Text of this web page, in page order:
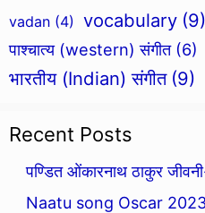
vadan (4) vocabulary (9)
पाश्चात्य (western) संगीत (6)
भारतीय (Indian) संगीत (9)
Recent Posts
पण्डित ओंकारनाथ ठाकुर
Naatu song Oscar 2023